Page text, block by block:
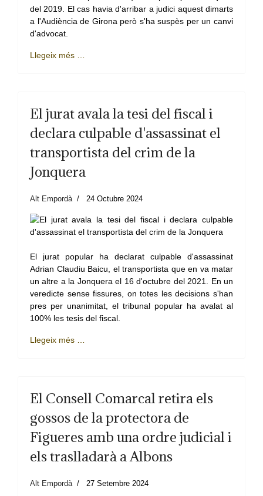
del 2019. El cas havia d'arribar a judici aquest dimarts
a l'Audiència de Girona però s'ha suspès per un canvi
d'advocat.
Llegeix més …
El jurat avala la tesi del fiscal i
declara culpable d'assassinat el
transportista del crim de la
Jonquera
Alt Empordà 24 Octubre 2024
El jurat popular ha declarat culpable d'assassinat
Adrian Claudiu Baicu, el transportista que en va matar
un altre a la Jonquera el 16 d'octubre del 2021. En un
veredicte sense fissures, on totes les decisions s'han
pres per unanimitat, el tribunal popular ha avalat al
100% les tesis del fiscal.
Llegeix més …
El Consell Comarcal retira els
gossos de la protectora de
Figueres amb una ordre judicial i
els traslladarà a Albons
Alt Empordà 27 Setembre 2024